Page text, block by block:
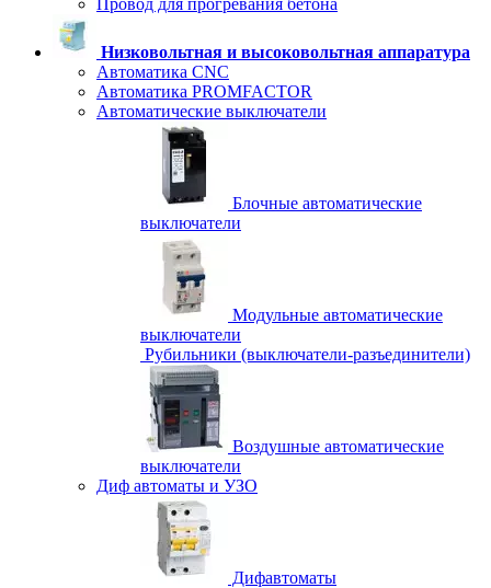
Провод для прогревания бетона
Низковольтная и высоковольтная аппаратура
Автоматика CNC
Автоматика PROMFACTOR
Автоматические выключатели
Блочные автоматические
выключатели
Модульные автоматические
выключатели
Рубильники (выключатели-разъединители)
Воздушные автоматические
выключатели
Диф автоматы и УЗО
Дифавтоматы